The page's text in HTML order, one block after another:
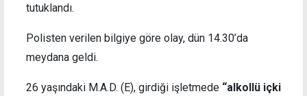
tutuklandı.
Polisten verilen bilgiye göre olay, dün 14.30’da
meydana geldi.
26 yaşındaki M.A.D. (E), girdiği işletmede “alkollü içki